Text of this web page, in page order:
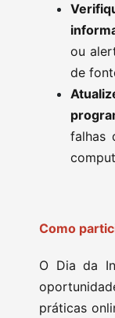
ou
de
falhas
Como
O Dia da
práticas